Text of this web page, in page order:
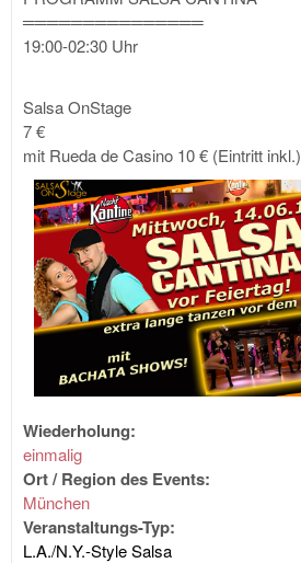
═══════════════
19:00-02:30 Uhr
Salsa OnStage
7 €
mit Rueda de Casino 10 € (Eintritt inkl.)
Wiederholung:
einmalig
Ort / Region des Events:
München
Veranstaltungs-Typ:
L.A./N.Y.-Style Salsa